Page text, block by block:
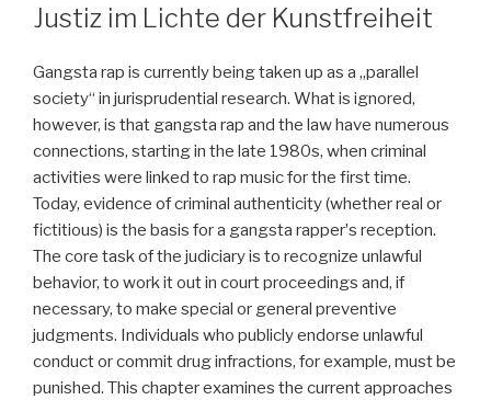
Justiz im Lichte der Kunstfreiheit
Gangsta rap is currently being taken up as a „parallel
society“ in jurisprudential research. What is ignored,
however, is that gangsta rap and the law have numerous
connections, starting in the late 1980s, when criminal
activities were linked to rap music for the first time.
Today, evidence of criminal authenticity (whether real or
fictitious) is the basis for a gangsta rapperʼs reception.
The core task of the judiciary is to recognize unlawful
behavior, to work it out in court proceedings and, if
necessary, to make special or general preventive
judgments. Individuals who publicly endorse unlawful
conduct or commit drug infractions, for example, must be
punished. This chapter examines the current approaches